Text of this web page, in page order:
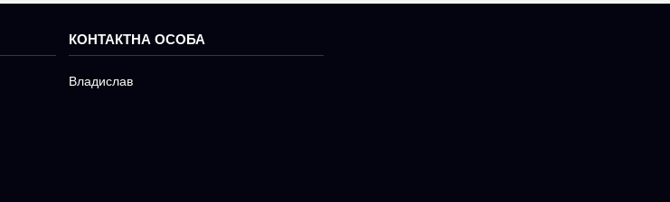
Владислав